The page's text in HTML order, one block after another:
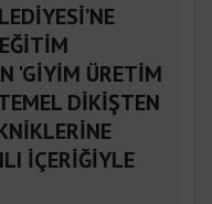
'GİYİM ÜRETİM
DİKİŞTEN
İÇERİĞİYLE